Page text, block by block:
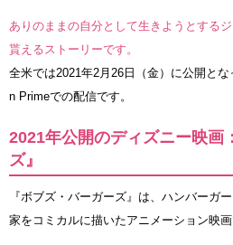
ありのままの自分として生きようとする
貰えるストーリーです。
全米では2021年2月26日（金）に公開と
n Primeでの配信です。
2021年公開のディズニー映画
ズ』
『ボブズ・バーガーズ』は、ハンバーガ
家をコミカルに描いたアニメーション映画